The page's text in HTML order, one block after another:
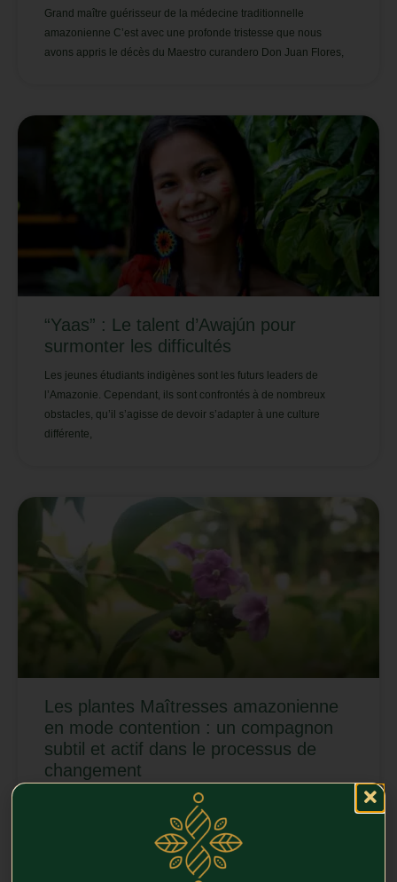
Grand maître guérisseur de la médecine traditionnelle
amazonienne C’est avec une profonde tristesse que nous
avons appris le décès du Maestro curandero Don Juan Flores,
“Yaas” : Le talent d’Awajún pour
surmonter les difficultés
Les jeunes étudiants indigènes sont les futurs leaders de
l’Amazonie. Cependant, ils sont confrontés à de nombreux
obstacles, qu’il s’agisse de devoir s’adapter à une culture
différente,
Les plantes Maîtresses amazonienne
en mode contention : un compagnon
subtil et actif dans le processus de
changement
Il est important de comprendre ce que signifie le terme